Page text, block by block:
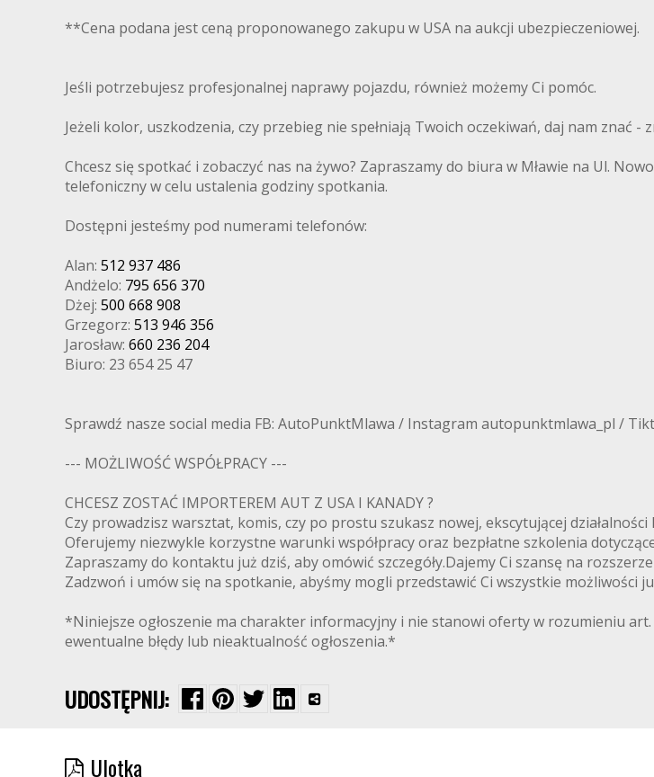
**Cena podana jest ceną proponowanego zakupu w USA na aukcji ubezpieczeniowej.
Jeśli potrzebujesz profesjonalnej naprawy pojazdu, również możemy Ci pomóc.
Jeżeli kolor, uszkodzenia, czy przebieg nie spełniają Twoich oczekiwań, daj nam znać
Chcesz się spotkać i zobaczyć nas na żywo? Zapraszamy do biura w Mławie na Ul.
telefoniczny w celu ustalenia godziny spotkania.
Dostępni jesteśmy pod numerami telefonów:
Alan: 512 937 486
Andżelo: 795 656 370
Dżej: 500 668 908
Grzegorz: 513 946 356
Jarosław: 660 236 204
Biuro: 23 654 25 47
Sprawdź nasze social media FB: AutoPunktMlawa / Instagram autopunktmlawa_pl /
--- MOŻLIWOŚĆ WSPÓŁPRACY ---
CHCESZ ZOSTAĆ IMPORTEREM AUT Z USA I KANADY ?
Czy prowadzisz warsztat, komis, czy po prostu szukasz nowej, ekscytującej
Oferujemy niezwykle korzystne warunki współpracy oraz bezpłatne szkolenia
Zapraszamy do kontaktu już dziś, aby omówić szczegóły.Dajemy Ci szansę na
Zadzwoń i umów się na spotkanie, abyśmy mogli przedstawić Ci wszystkie możliwości
*Niniejsze ogłoszenie ma charakter informacyjny i nie stanowi oferty w rozumieniu
ewentualne błędy lub nieaktualność ogłoszenia.*
UDOSTĘPNIJ:
Ulotka